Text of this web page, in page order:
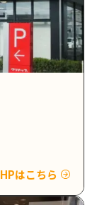
HPはこちら